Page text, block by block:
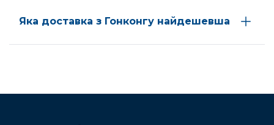
Яка доставка з Гонконгу найдешевша